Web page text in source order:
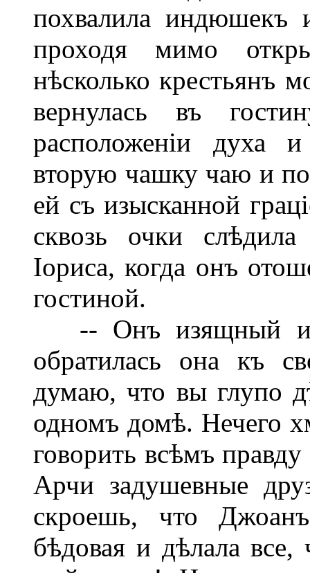
похвалила индюшекъ
проходя мимо
нѣсколько крестьянъ
вернулась въ
расположеніи духа
вторую чашку чаю и
ей съ изысканной
сквозь очки
Іориса, когда онъ
гостиной.
-- Онъ изящный и
обратилась она къ
думаю, что вы глупо
одномъ домѣ. Нечего
говорить всѣмъ
Арчи задушевные
скроешь, что
бѣдовая и дѣлала